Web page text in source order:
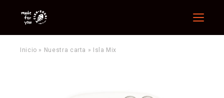
Menu
Inicio » Nuestra carta » Isla Mix